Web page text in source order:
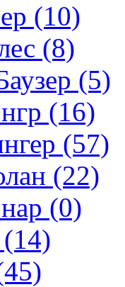
(10)
(8)
(5)
(16)
(57)
(22)
(0)